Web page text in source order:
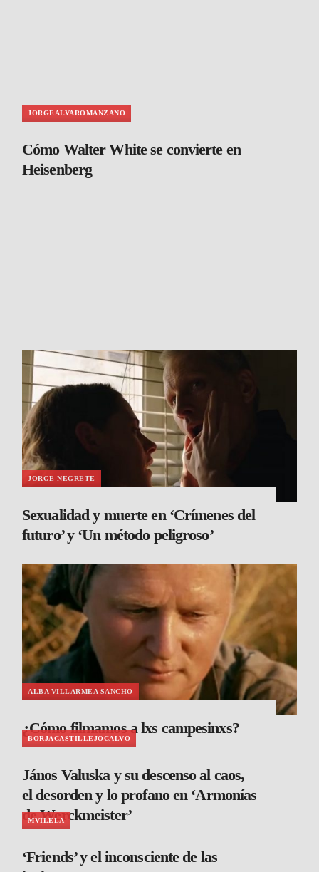
JORGEALVAROMANZANO
Cómo Walter White se convierte en
Heisenberg
JORGE NEGRETE
Sexualidad y muerte en ‘Crímenes del
futuro’ y ‘Un método peligroso’
ALBA VILLARMEA SANCHO
¿Cómo filmamos a lxs campesinxs?
BORJACASTILLEJOCALVO
János Valuska y su descenso al caos,
el desorden y lo profano en ‘Armonías
de Werckmeister’
MVILELA
‘Friends’ y el inconsciente de las